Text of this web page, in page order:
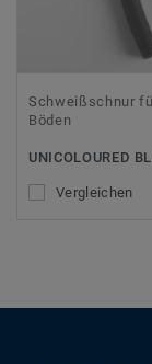
Schweißschnur
Böden
UNICOLOURED
Vergleichen